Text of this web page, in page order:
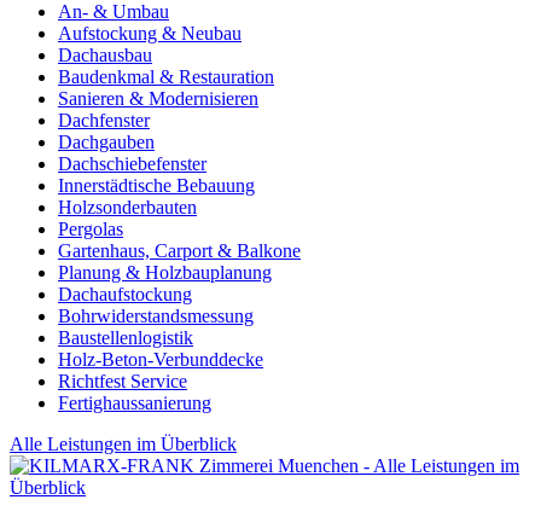
An- & Umbau
Aufstockung & Neubau
Dachausbau
Baudenkmal & Restauration
Sanieren & Modernisieren
Dachfenster
Dachgauben
Dachschiebefenster
Innerstädtische Bebauung
Holzsonderbauten
Pergolas
Gartenhaus, Carport & Balkone
Planung & Holzbauplanung
Dachaufstockung
Bohrwiderstandsmessung
Baustellenlogistik
Holz-Beton-Verbunddecke
Richtfest Service
Fertighaussanierung
Alle Leistungen im Überblick